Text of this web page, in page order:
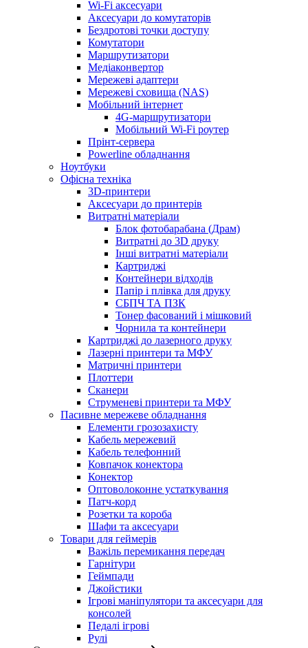
Wi-Fi аксесуари
Аксесуари до комутаторів
Бездротові точки доступу
Комутатори
Маршрутизатори
Медіаконвертор
Мережеві адаптери
Мережеві сховища (NAS)
Мобільний інтернет
4G-маршрутизатори
Мобільний Wi-Fi роутер
Прінт-сервера
Рowerline обладнання
Ноутбуки
Офісна техніка
3D-принтери
Аксесуари до принтерів
Витратні матеріали
Блок фотобарабана (Драм)
Витратні до 3D друку
Інші витратні матеріали
Картриджі
Контейнери відходів
Папір і плівка для друку
СБПЧ ТА ПЗК
Тонер фасований і мішковий
Чорнила та контейнери
Картриджі до лазерного друку
Лазерні принтери та МФУ
Матричні принтери
Плоттери
Сканери
Струменеві принтери та МФУ
Пасивне мережеве обладнання
Елементи грозозахисту
Кабель мережевий
Кабель телефонний
Ковпачок конектора
Конектор
Оптоволоконне устаткування
Патч-корд
Розетки та короба
Шафи та аксесуари
Товари для геймерів
Важіль перемикання передач
Гарнітури
Геймпади
Джойстики
Ігрові маніпулятори та аксесуари для
консолей
Педалі ігрові
Рулі